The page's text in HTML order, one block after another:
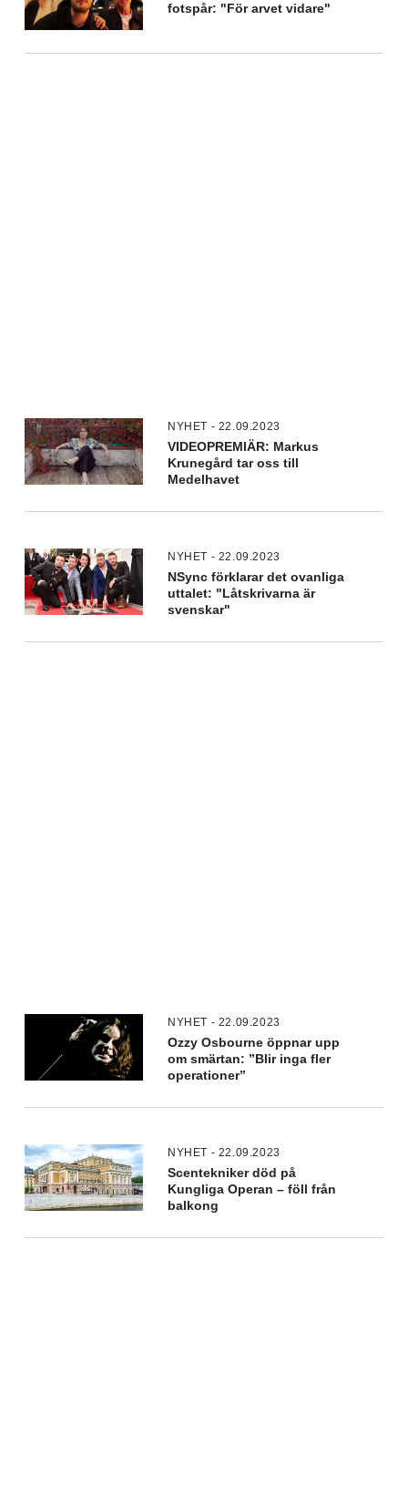
fotspår: "För arvet vidare"
NYHET - 22.09.2023
VIDEOPREMIÄR: Markus
Krunegård tar oss till
Medelhavet
NYHET - 22.09.2023
NSync förklarar det ovanliga
uttalet: "Låtskrivarna är
svenskar"
NYHET - 22.09.2023
Ozzy Osbourne öppnar upp
om smärtan: ”Blir inga fler
operationer”
NYHET - 22.09.2023
Scentekniker död på
Kungliga Operan – föll från
balkong